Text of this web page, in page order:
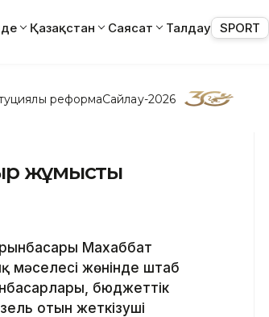
Қазақстан Саясат Талдау SPORT
реформаСайлау-2026
жұмысты
Махаббат
мәселесі жөнінде штаб
бюджеттік
отын жеткізуші